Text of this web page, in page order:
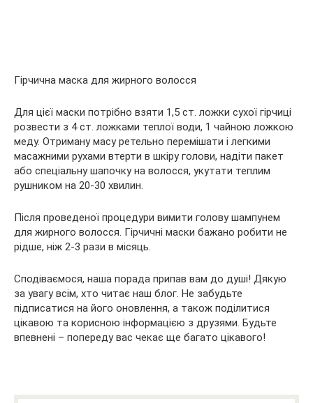
Гірчична маска для жирного волосся
Для цієї маски потрібно взяти 1,5 ст. ложки сухої гірчиці
розвести з 4 ст. ложками теплої води, 1 чайною ложкою
меду. Отриману масу ретельно перемішати і легкими
масажними рухами втерти в шкіру голови, надіти пакет
або спеціальну шапочку на волосся, укутати теплим
рушником на 20-30 хвилин.
Після проведеної процедури вимити голову шампунем
для жирного волосся. Гірчичні маски бажано робити не
рідше, ніж 2-3 рази в місяць.
Сподіваємося, наша порада припав вам до душі! Дякую
за увагу всім, хто читає наш блог. Не забудьте
підписатися на його оновлення, а також поділитися
цікавою та корисною інформацією з друзями. Будьте
впевнені – попереду вас чекає ще багато цікавого!